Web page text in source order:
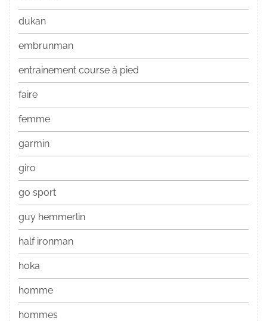
dukan
embrunman
entrainement course à pied
faire
femme
garmin
giro
go sport
guy hemmerlin
half ironman
hoka
homme
hommes